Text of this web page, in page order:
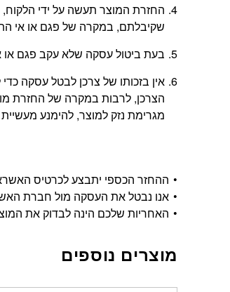
שקיבלתם, במקרה של פגם או אי
בעת ביטול עסקה שלא עקב פגם או אי התאמה
אין בזכותו של צרכן לבטל עסקה
הצרכן, לרבות במקרה של החזרת
מגרימת נזק למוצר, להימנע
ההחזר הכספי יתבצע לכרטיס האשראי שבו בוצעה
אנו נבטל את העסקה מול חברת
האחריות שלכם הינה לבדוק את
מוצרים נוספים